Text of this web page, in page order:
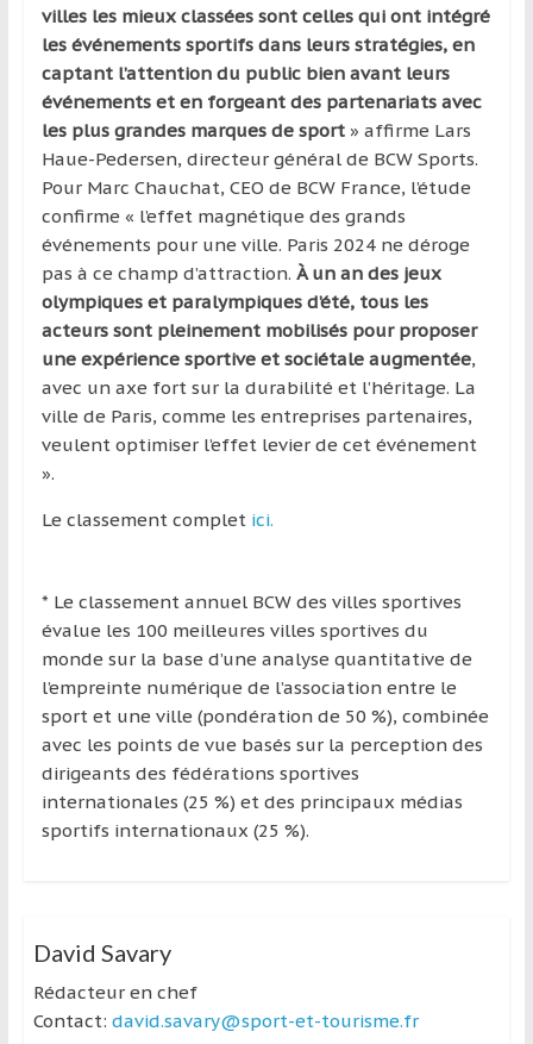
villes les mieux classées sont celles qui ont intégré
les événements sportifs dans leurs stratégies, en
captant l’attention du public bien avant leurs
événements et en forgeant des partenariats avec
les plus grandes marques de sport» affirme Lars
Haue-Pedersen, directeur général de BCW Sports.
Pour Marc Chauchat, CEO de BCW France, l’étude
confirme « l’effet magnétique des grands
événements pour une ville. Paris 2024 ne déroge
pas à ce champ d’attraction. À un an des jeux
olympiques et paralympiques d’été, tous les
acteurs sont pleinement mobilisés pour proposer
une expérience sportive et sociétale augmentée,
avec un axe fort sur la durabilité et l’héritage. La
ville de Paris, comme les entreprises partenaires,
veulent optimiser l’effet levier de cet événement
».
Le classement complet ici.
* Le classement annuel BCW des villes sportives
évalue les 100 meilleures villes sportives du
monde sur la base d’une analyse quantitative de
l’empreinte numérique de l’association entre le
sport et une ville (pondération de 50 %), combinée
avec les points de vue basés sur la perception des
dirigeants des fédérations sportives
internationales (25 %) et des principaux médias
sportifs internationaux (25 %).
David Savary
Rédacteur en chef
Contact: david.savary@sport-et-tourisme.fr